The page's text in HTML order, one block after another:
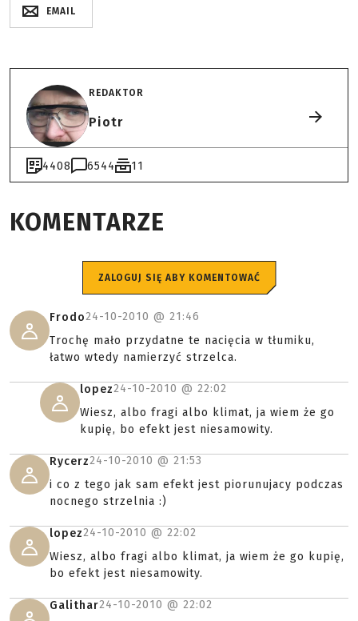
EMAIL
REDAKTOR
Piotr
4408 6544 11
KOMENTARZE
ZALOGUJ SIĘ ABY KOMENTOWAĆ
Frodo24-10-2010 @ 21:46
Trochę mało przydatne te nacięcia w tłumiku,
łatwo wtedy namierzyć strzelca.
lopez24-10-2010 @ 22:02
Wiesz, albo fragi albo klimat, ja wiem że go
kupię, bo efekt jest niesamowity.
Rycerz24-10-2010 @ 21:53
i co z tego jak sam efekt jest piorunujacy podczas
nocnego strzelnia :)
lopez24-10-2010 @ 22:02
Wiesz, albo fragi albo klimat, ja wiem że go kupię,
bo efekt jest niesamowity.
Galithar24-10-2010 @ 22:02